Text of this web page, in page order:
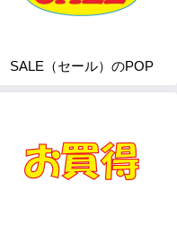
SALE（セール）のPOP